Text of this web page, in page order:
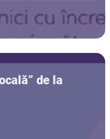
de la